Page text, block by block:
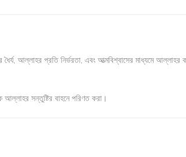
আল্লাহর প্রতি নির্ভরতা, এবং আত্মবিশ্বাসের মাধ্যমে আল্লাহর
সন্তুষ্টির বাহনে পরিণত করা।